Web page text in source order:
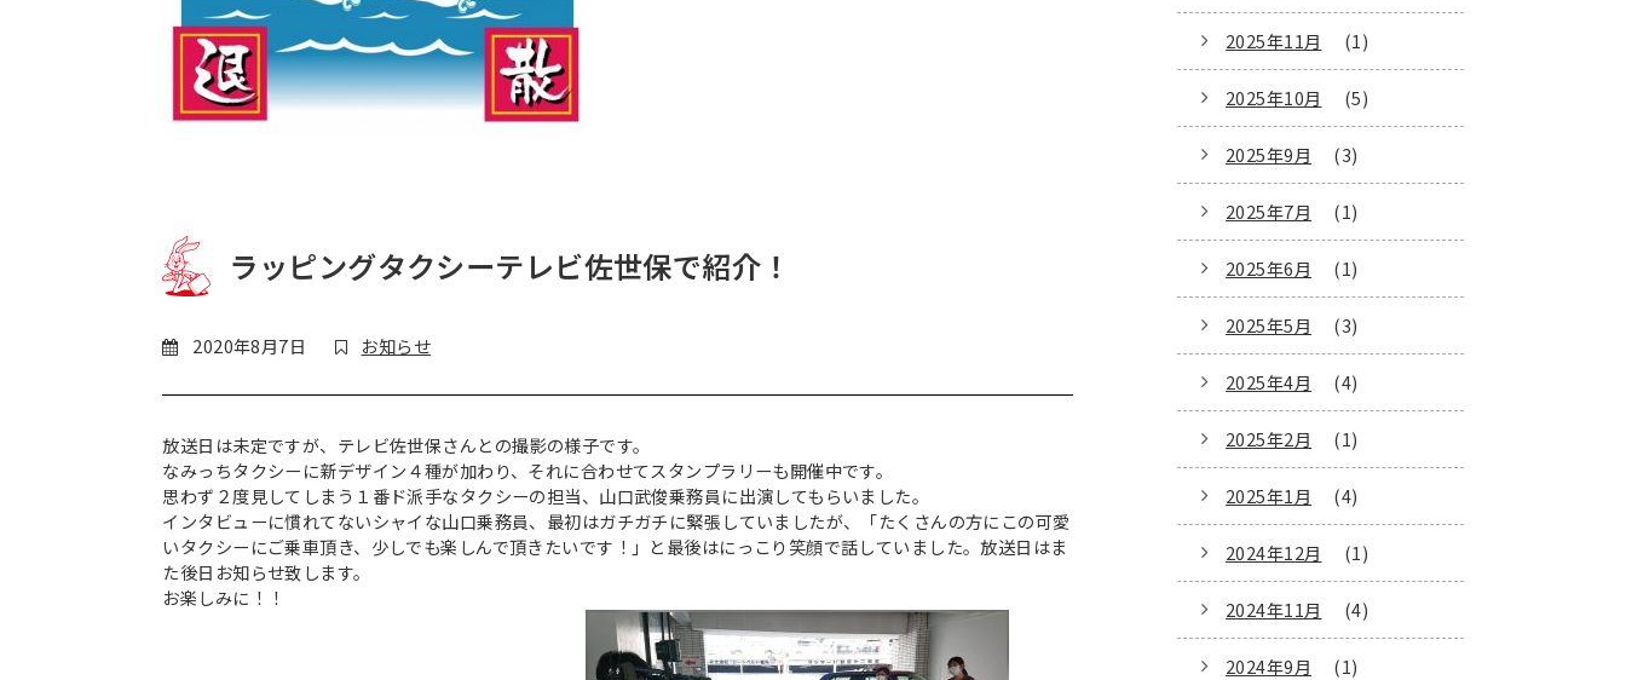
ラッピングタクシーテレビ佐世保で紹介！
2020年8月7日 お知らせ
放送日は未定ですが、テレビ佐世保さんとの撮影の様子です。
なみっちタクシーに新デザイン４種が加わり、それに合わせてスタンプラリーも開催中です。
思わず２度見してしまう１番ド派手なタクシーの担当、山口武俊乗務員に出演してもらいました。
インタビューに慣れてないシャイな山口乗務員、最初はガチガチに緊張していましたが、「たくさんの方にこの可愛
いタクシーにご乗車頂き、少しでも楽しんで頂きたいです！」と最後はにっこり笑顔で話していました。放送日はま
た後日お知らせ致します。
お楽しみに！！
2025年11月 (1)
2025年10月 (5)
2025年9月 (3)
2025年7月 (1)
2025年6月 (1)
2025年5月 (3)
2025年4月 (4)
2025年2月 (1)
2025年1月 (4)
2024年12月 (1)
2024年11月 (4)
2024年9月 (1)